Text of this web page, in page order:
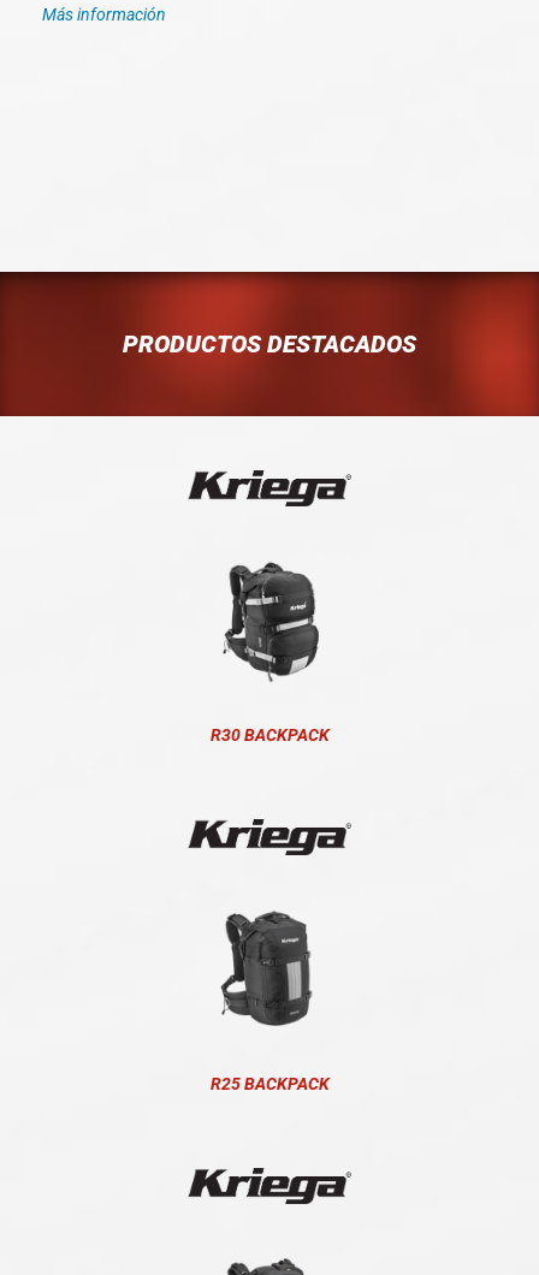
Más información
PRODUCTOS DESTACADOS
R30 BACKPACK
R25 BACKPACK